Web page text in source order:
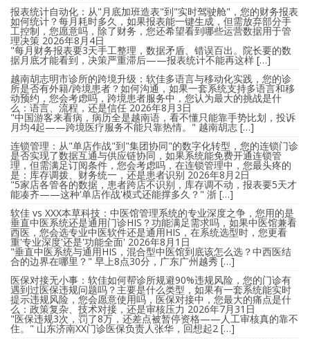
报表统计自动化：从"月底加班造表"到"实时驾驶舱"，您的财务报表
如何统计？每月耗时多久，如果报表能一键生成，但需放弃部分手
工控制，您愿意吗，除了财务，您还希望看到哪些运营数据用于管
理决策 2026年8月4日
"每月财务报表要3天手工整理，数据矛盾、错误百出。院长要的数
据月底才能看到，决策严重滞后——报表统计不能再这样 […]
越南胡志明市诊所的跨境升级：软佳多语言与移动化实践，您的诊
所是否有外籍/跨境患者？如何沟通，如果一套系统支持多语言和移
动预约，您会考虑吗，跨境患者服务中，您认为最大的挑战是什
么：语言、流程，还是信任 2026年8月3日
"中国游客来看病，病历全是越南语，看不懂只能靠手势比划，投诉
月均4起——跨境医疗服务不能只靠热情。" 越南胡志 […]
连锁管理：从"单店作战"到"集团协同"的数字化转型，您的连锁门诊
是否实现了数据互通与供应链协同，如果系统能免费开通连锁管
理，但需满足订阅条件，您会考虑吗，在连锁管理中，您最头疼的
是：库存调拨、财务统一，还是患者识别 2026年8月2日
"5家店各管各的数据，患者跨店不识别，库存调不动，报表要5天才
能凑齐——这种'单店作战'模式还能撑多久？" 浙 […]
软佳 vs XXX本草科技：中医馆管理系统的专业深度之争，您用的是
垂直中医系统还是通用门诊HIS？功能满足需求吗，如果中医馆兼看
西医，您会选专业中医软件还是通用HIS，在系统选型时，您更看
重'专业深度'还是'功能全面' 2026年8月1日
"垂直中医系统与通用HIS，混合型中医馆到底该怎么选？中西医结
合的边界在哪里？" 早上8点30分，广东广州越秀 […]
医保对接无小事：软佳如何帮诊所规避90%违规风险，您的门诊有
遇到过医保违规问题吗？主要是什么类型，如果有一套系统能实时
提示违规风险，您会愿意使用吗，医保对接中，您最大的痛点是什
么：政策复杂、技术对接，还是审核压力 2026年7月31日
"医保违规3次，罚了8万，还差点被暂停资格——人工审核真的靠不
住。" 山东济南XX门诊医保负责人张华，回想起2 […]